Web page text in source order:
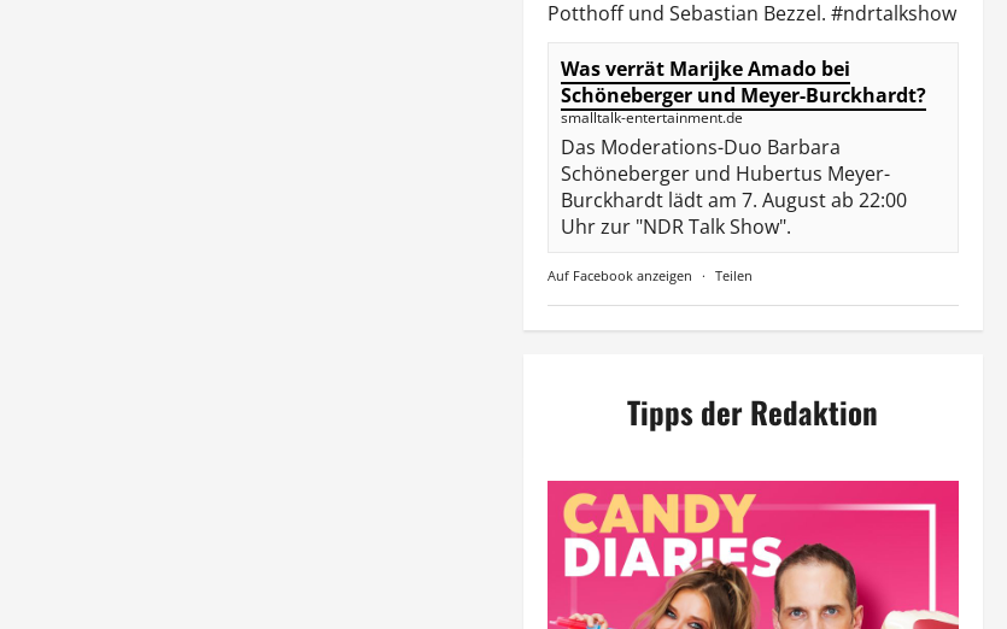
Potthoff und Sebastian Bezzel. #ndrtalkshow
Was verrät Marijke Amado bei
Schöneberger und Meyer-Burckhardt?
smalltalk-entertainment.de
Das Moderations-Duo Barbara
Schöneberger und Hubertus Meyer-
Burckhardt lädt am 7. August ab 22:00
Uhr zur "NDR Talk Show".
Auf Facebook anzeigen · Teilen
Tipps der Redaktion